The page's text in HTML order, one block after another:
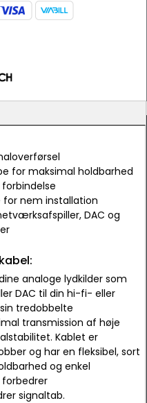
for maksimal holdbarhed
for nem installation
DAC og
analoge lydkilder som
DAC til din hi-fi- eller
tredobbelte
transmission af høje
Kablet er
og har en fleksibel, sort
og enkel
signaltab.